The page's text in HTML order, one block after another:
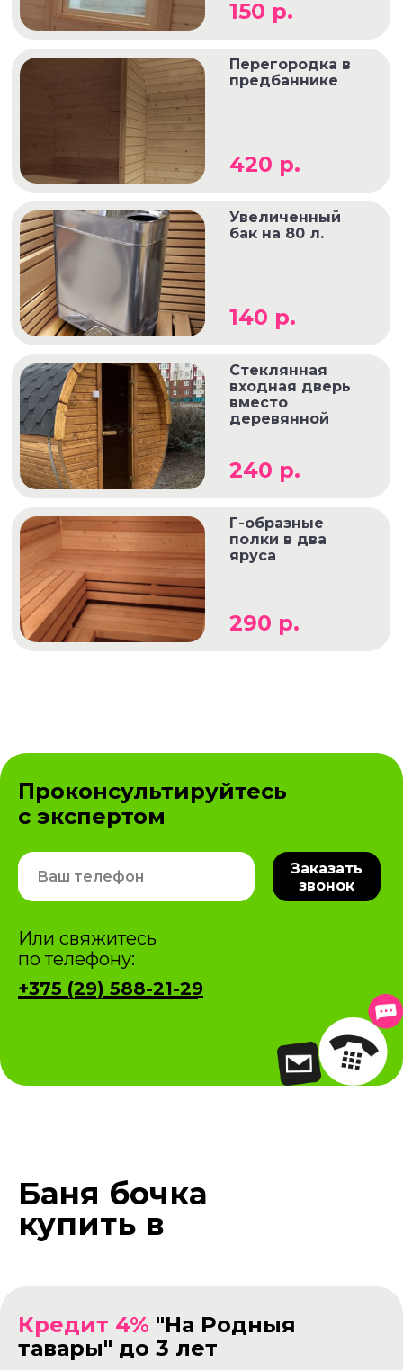
Увеличенный
бак на 80 л.
140 р.
Стеклянная
входная дверь
вместо
деревянной
240 р.
Г-образные
полки в два
яруса
420 р.
Перегородка в
предбаннике
150 р.
290 р.
Заказать
звонок
Или свяжитесь
по телефону:
+375 (29) 588-21-29
Проконсультируйтесь
с экспертом
Баня бочка
купить в
Кредит 4% "На Родныя
тавары" до 3 лет